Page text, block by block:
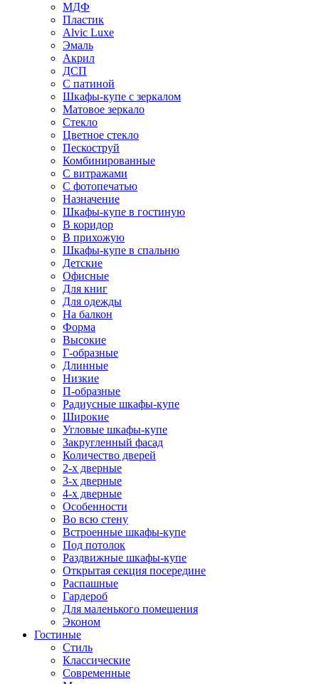
МДФ
Пластик
Alvic Luxe
Эмаль
Акрил
ДСП
С патиной
Шкафы-купе с зеркалом
Матовое зеркало
Стекло
Цветное стекло
Пескоструй
Комбинированные
С витражами
С фотопечатью
Назначение
Шкафы-купе в гостиную
В коридор
В прихожую
Шкафы-купе в спальню
Детские
Офисные
Для книг
Для одежды
На балкон
Форма
Высокие
Г-образные
Длинные
Низкие
П-образные
Радиусные шкафы-купе
Широкие
Угловые шкафы-купе
Закругленный фасад
Количество дверей
2-х дверные
3-х дверные
4-х дверные
Особенности
Во всю стену
Встроенные шкафы-купе
Под потолок
Раздвижные шкафы-купе
Открытая секция посередине
Распашные
Гардероб
Для маленького помещения
Эконом
Гостиные
Стиль
Классические
Современные